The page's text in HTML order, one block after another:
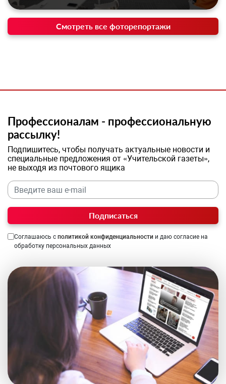
Смотреть все фоторепортажи
Профессионалам - профессиональную
рассылку!
Подпишитесь, чтобы получать актуальные новости и
специальные предложения от «Учительской газеты»,
не выходя из почтового ящика
Подписаться
Соглашаюсь с политикой конфиденциальности и даю согласие на
обработку персональных данных